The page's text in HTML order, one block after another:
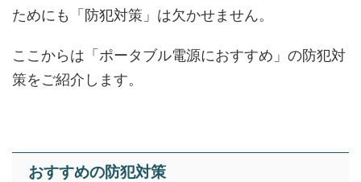
ためにも「防犯対策」は欠かせません。
ここからは「ポータブル電源におすすめ」の防犯対
策をご紹介します。
おすすめの防犯対策